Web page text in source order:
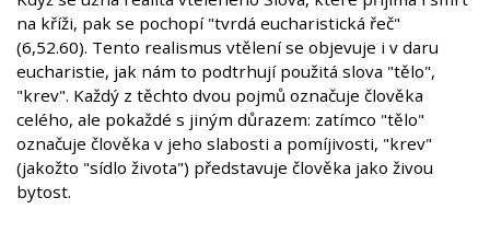
na kříži, pak se pochopí "tvrdá eucharistická řeč"
(6,52.60). Tento realismus vtělení se objevuje i v daru
eucharistie, jak nám to podtrhují použitá slova "tělo",
"krev". Každý z těchto dvou pojmů označuje člověka
celého, ale pokaždé s jiným důrazem: zatímco "tělo"
označuje člověka v jeho slabosti a pomíjivosti, "krev"
(jakožto "sídlo života") představuje člověka jako živou
bytost.